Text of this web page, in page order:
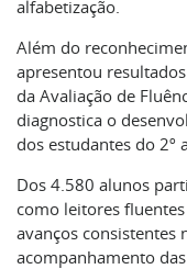
alfabetização.
Além do
apresentou
da Avaliação de
diagnostica o
dos estudantes do 2º
Dos 4.580 alunos
como leitores
avanços consistentes
acompanhamento